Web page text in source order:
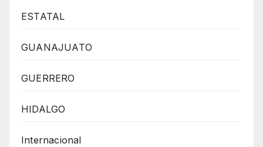
ESTATAL
GUANAJUATO
GUERRERO
HIDALGO
Internacional